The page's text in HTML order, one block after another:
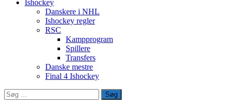
Ishockey
Danskere i NHL
Ishockey regler
RSC
Kampprogram
Spillere
Transfers
Danske mestre
Final 4 Ishockey
Søg
efter: